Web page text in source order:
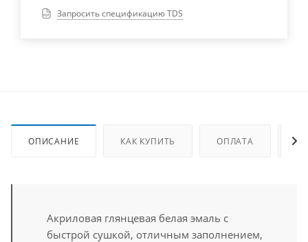
Запросить спецификацию TDS
ОПИСАНИЕ КАК КУПИТЬ ОПЛАТА
Акриловая глянцевая белая эмаль с
быстрой сушкой, отличным заполнением,